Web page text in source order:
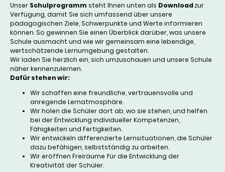
Unser Schulprogramm steht Ihnen unten als Downloadzur
Verfügung, damit Sie sich umfassend über unsere
pädagogischen Ziele, Schwerpunkte und Werte informieren
können. So gewinnen Sie einen Überblick darüber, was unsere
Schule ausmacht und wie wir gemeinsam eine lebendige,
wertschätzende Lernumgebung gestalten.
Wir laden Sie herzlich ein, sich umzuschauen und unsere Schule
näher kennenzulernen.
Dafür stehen wir:
Wir schaffen eine freundliche, vertrauensvolle und
anregende Lernatmosphäre.
Wir holen die Schüler dort ab, wo sie stehen, und helfen
bei der Entwicklung individueller Kompetenzen,
Fähigkeiten und Fertigkeiten.
Wir entwickeln differenzierte Lernsituationen, die Schüler
dazu befähigen, selbstständig zu arbeiten.
Wir eröffnen Freiräume für die Entwicklung der
Kreativität der Schüler.